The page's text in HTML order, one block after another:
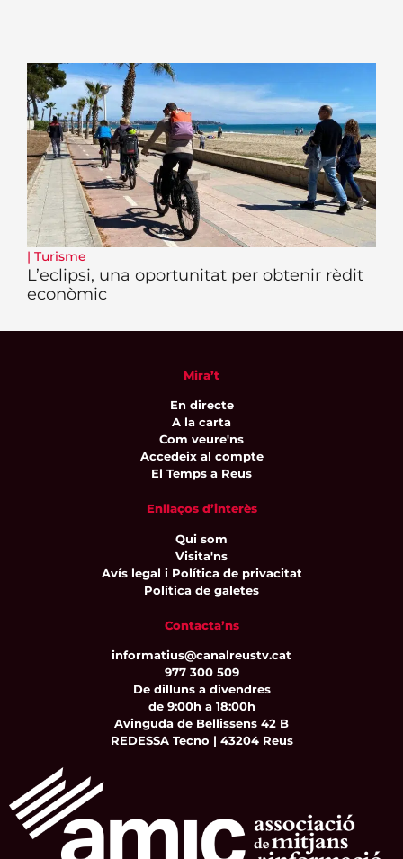
| Turisme
L’eclipsi, una oportunitat per obtenir rèdit
econòmic
Mira’t
En directe
A la carta
Com veure'ns
Accedeix al compte
El Temps a Reus
Enllaços d’interès
Qui som
Visita'ns
Avís legal i Política de privacitat
Política de galetes
Contacta’ns
informatius@canalreustv.cat
977 300 509
De dilluns a divendres
de 9:00h a 18:00h
Avinguda de Bellissens 42 B
REDESSA Tecno | 43204 Reus